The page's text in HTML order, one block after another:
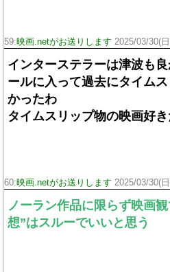
59:映画.netがお送りします 2025/03/30(
インターステラーは津波も
ールに入って過去にタイム
かったわ
タイムスリップ物の映画好
60:映画.netがお送りします 2025/03/30(
ノーラン作品に限らず映画
想”はスルーでいいと思う